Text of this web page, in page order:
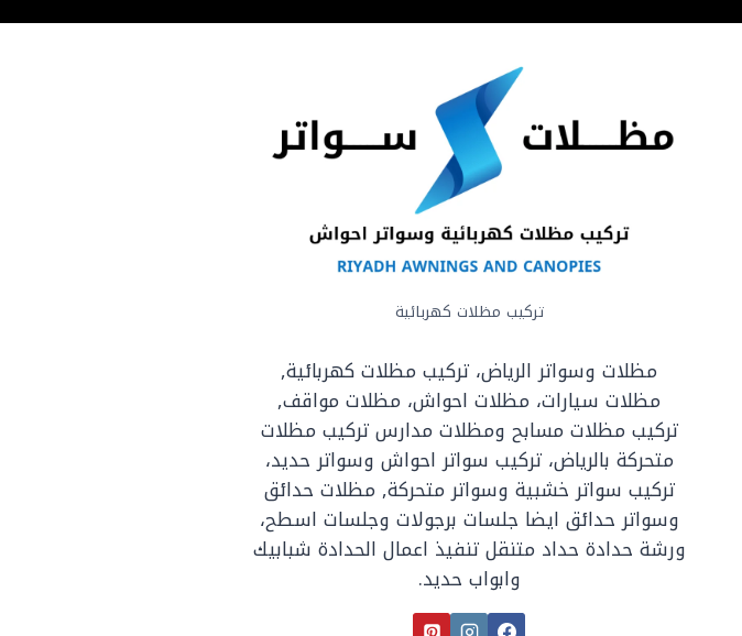
تركيب مظلات كهربائية
مظلات وسواتر الرياض، تركيب مظلات كهربائية,
مظلات سيارات، مظلات احواش، مظلات مواقف,
تركيب مظلات مسابح ومظلات مدارس تركيب مظلات
متحركة بالرياض، تركيب سواتر احواش وسواتر حديد،
تركيب سواتر خشبية وسواتر متحركة, مظلات حدائق
وسواتر حدائق ايضا جلسات برجولات وجلسات اسطح،
ورشة حدادة حداد متنقل تنفيذ اعمال الحدادة شبابيك
وابواب حديد.